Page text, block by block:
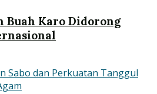
Buah Karo Didorong